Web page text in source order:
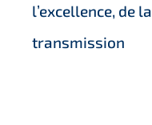
l’excellence, de
transmission